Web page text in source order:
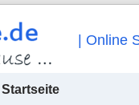
| Online
Startseite